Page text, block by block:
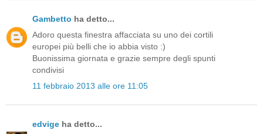
Gambetto ha detto...
Adoro questa finestra affacciata su uno dei cortili
europei più belli che io abbia visto :)
Buonissima giornata e grazie sempre degli spunti
condivisi
11 febbraio 2013 alle ore 11:05
edvige ha detto...